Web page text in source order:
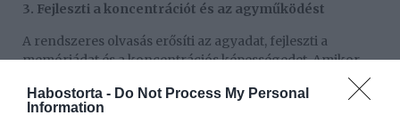
Habostorta - Do Not Process My Personal
Information
3. Fejleszti a koncentrációt és az agyműködést
A rendszeres olvasás erősíti az agyadat, fejleszti a
memóriádat és a koncentrációs képességedet. Amikor
egy könyvben elmerülsz, az segít élesíteni az elmédet, és
megtartani a fókuszodat hosszabb ideig. Ráadásul, ha ezt
lefekvés előtt teszed, az esti pihenés során az agyad még